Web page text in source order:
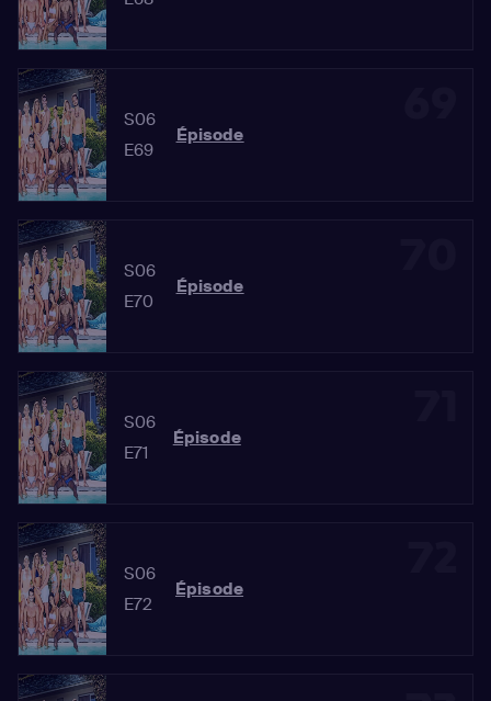
S06
E69
Épisode
S06
E70
Épisode
S06
E71
Épisode
S06
E72
Épisode